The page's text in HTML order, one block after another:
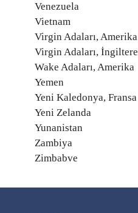
Venezuela
Vietnam
Virgin Adaları, Amerika
Virgin Adaları, İngiltere
Wake Adaları, Amerika
Yemen
Yeni Kaledonya, Fransa
Yeni Zelanda
Yunanistan
Zambiya
Zimbabve